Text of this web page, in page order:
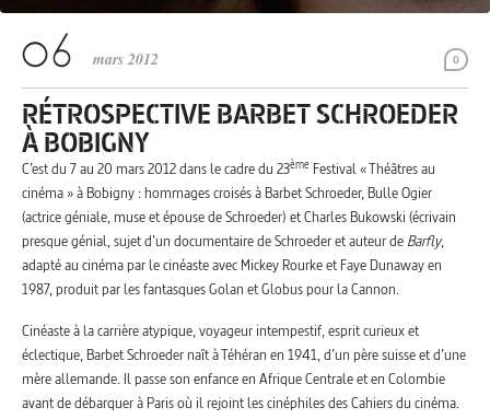
0
mars 2012
RÉTROSPECTIVE BARBET SCHROEDER
À BOBIGNY
C’est du 7 au 20 mars 2012 dans le cadre du 23ème Festival « Théâtres au
cinéma » à Bobigny : hommages croisés à Barbet Schroeder, Bulle Ogier
(actrice géniale, muse et épouse de Schroeder) et Charles Bukowski (écrivain
presque génial, sujet d’un documentaire de Schroeder et auteur de Barfly,
adapté au cinéma par le cinéaste avec Mickey Rourke et Faye Dunaway en
1987, produit par les fantasques Golan et Globus pour la Cannon.
Cinéaste à la carrière atypique, voyageur intempestif, esprit curieux et
éclectique, Barbet Schroeder naît à Téhéran en 1941, d’un père suisse et d’une
mère allemande. Il passe son enfance en Afrique Centrale et en Colombie
avant de débarquer à Paris où il rejoint les cinéphiles des Cahiers du cinéma.